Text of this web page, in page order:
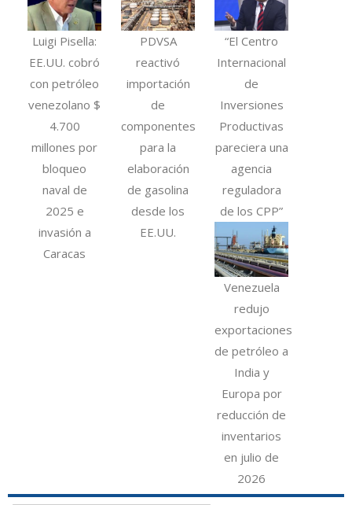
Luigi Pisella:
EE.UU. cobró
con petróleo
venezolano $
4.700
millones por
bloqueo
naval de
2025 e
invasión a
Caracas
PDVSA
reactivó
importación
de
componentes
para la
elaboración
de gasolina
desde los
EE.UU.
“El Centro
Internacional
de
Inversiones
Productivas
pareciera una
agencia
reguladora
de los CPP”
Venezuela
redujo
exportaciones
de petróleo a
India y
Europa por
reducción de
inventarios
en julio de
2026